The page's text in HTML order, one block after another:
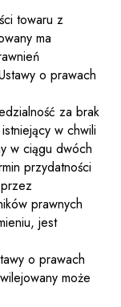
towaru z
ma
o prawach
za brak
w chwili
w ciągu dwóch
przydatności
prawnych
jest
o prawach
może